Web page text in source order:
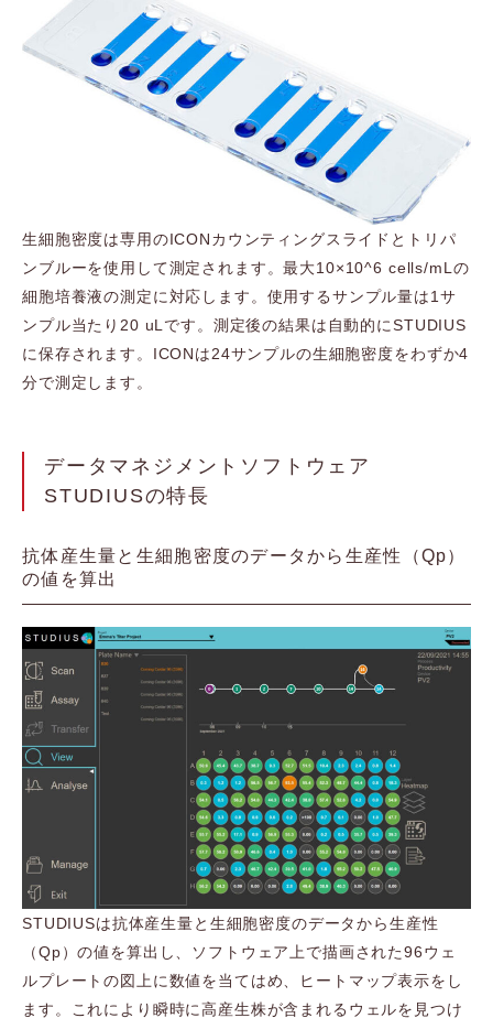
生細胞密度は専用のICONカウンティングスライドとトリパ
ンブルーを使用して測定されます。最大10×10^6 cells/mLの
細胞培養液の測定に対応します。使用するサンプル量は1サ
ンプル当たり20 uLです。測定後の結果は自動的にSTUDIUS
に保存されます。ICONは24サンプルの生細胞密度をわずか4
分で測定します。
データマネジメントソフトウェア
STUDIUSの特長
抗体産生量と生細胞密度のデータから生産性（Qp）
の値を算出
STUDIUSは抗体産生量と生細胞密度のデータから生産性
（Qp）の値を算出し、ソフトウェア上で描画された96ウェ
ルプレートの図上に数値を当てはめ、ヒートマップ表示をし
ます。これにより瞬時に高産生株が含まれるウェルを見つけ